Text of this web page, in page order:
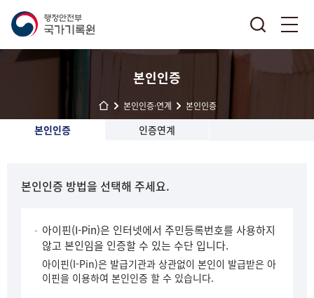
본인인증
본인인증·연계 본인인증
본인인증 인증연계
본인인증 방법을 선택해 주세요.
아이핀(I-Pin)은 인터넷에서 주민등록번호를 사용하지
않고 본인임을 인증할 수 있는 수단 입니다.
아이핀(I-Pin)은 발급기관과 상관없이 본인이 발급받은 아
이핀을 이용하여 본인인증 할 수 있습니다.